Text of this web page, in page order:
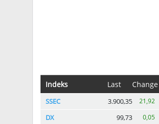
Indeks Last Change
SSEC 3.900,35 21,92
DX 99,73 0,05